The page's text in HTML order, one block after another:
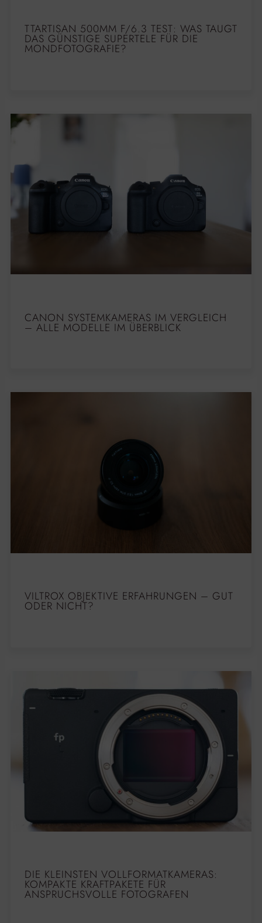
TTARTISAN 500MM F/6.3 TEST: WAS TAUGT
DAS GÜNSTIGE SUPERTELE FÜR DIE
MONDFOTOGRAFIE?
CANON SYSTEMKAMERAS IM VERGLEICH
– ALLE MODELLE IM ÜBERBLICK
VILTROX OBJEKTIVE ERFAHRUNGEN – GUT
ODER NICHT?
DIE KLEINSTEN VOLLFORMATKAMERAS:
KOMPAKTE KRAFTPAKETE FÜR
ANSPRUCHSVOLLE FOTOGRAFEN